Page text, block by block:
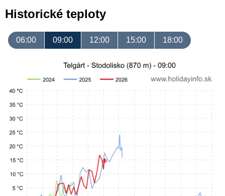
Historické teploty
06:00 09:00 12:00 15:00 18:00